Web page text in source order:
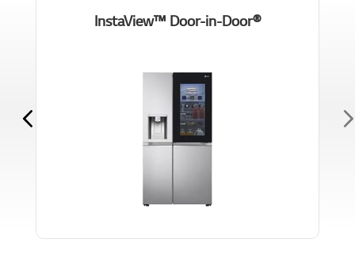
®InstaView™ Door-in-Door